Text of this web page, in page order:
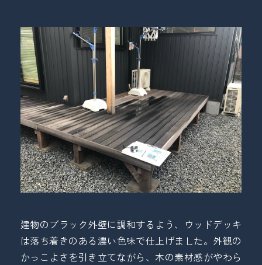
建物のブラック外壁に調和するよう、ウッドデッキ
は落ち着きのある濃い色味で仕上げました。外観の
かっこよさを引き立てながら、木の素材感がやわら